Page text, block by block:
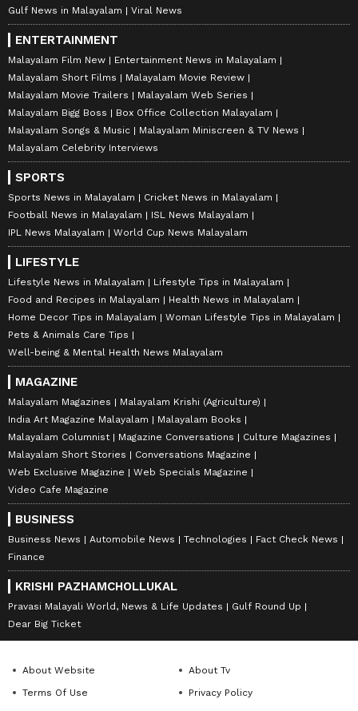
Gulf News in Malayalam
Viral News
ENTERTAINMENT
Malayalam Film New
Entertainment News in Malayalam
Malayalam Short Films
Malayalam Movie Review
Malayalam Movie Trailers
Malayalam Web Series
Malayalam Bigg Boss
Box Office Collection Malayalam
Malayalam Songs & Music
Malayalam Miniscreen & TV News
Malayalam Celebrity Interviews
SPORTS
Sports News in Malayalam
Cricket News in Malayalam
Football News in Malayalam
ISL News Malayalam
IPL News Malayalam
World Cup News Malayalam
LIFESTYLE
Lifestyle News in Malayalam
Lifestyle Tips in Malayalam
Food and Recipes in Malayalam
Health News in Malayalam
Home Decor Tips in Malayalam
Woman Lifestyle Tips in Malayalam
Pets & Animals Care Tips
Well-being & Mental Health News Malayalam
MAGAZINE
Malayalam Magazines
Malayalam Krishi (Agriculture)
India Art Magazine Malayalam
Malayalam Books
Malayalam Columnist
Magazine Conversations
Culture Magazines
Malayalam Short Stories
Conversations Magazine
Web Exclusive Magazine
Web Specials Magazine
Video Cafe Magazine
BUSINESS
Business News Automobile News Technologies
Fact Check News
Finance
KRISHI PAZHAMCHOLLUKAL
Pravasi Malayali World, News & Life Updates
Gulf Round Up
Dear Big Ticket
About Website
About Tv
Terms Of Use
Privacy Policy